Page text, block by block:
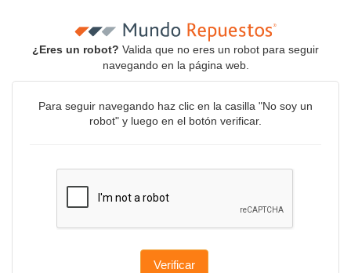
¿Eres un robot? Valida que no eres un robot para seguir
navegando en la página web.
Para seguir navegando haz clic en la casilla "No soy un
robot" y luego en el botón verificar.
Verificar